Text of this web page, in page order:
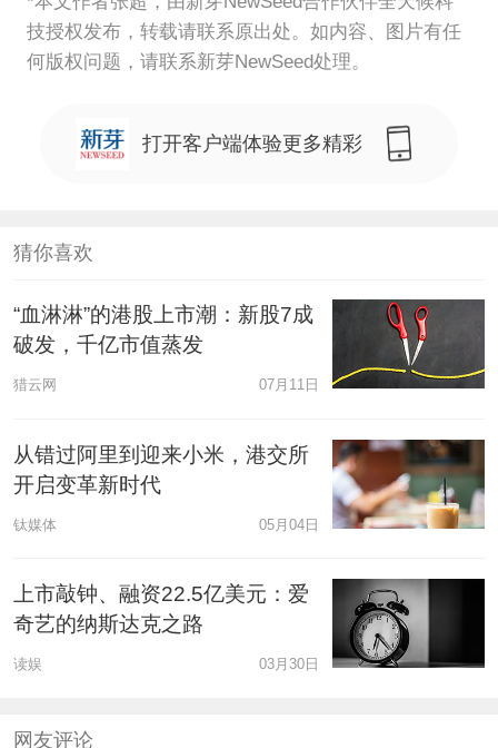
技授权发布，转载请联系原出处。如内容、图片有任
何版权问题，请联系新芽NewSeed处理。
打开客户端体验更多精彩
猜你喜欢
“血淋淋”的港股上市潮：新股7成
破发，千亿市值蒸发
猎云网 07月11日
从错过阿里到迎来小米，港交所
开启变革新时代
钛媒体 05月04日
上市敲钟、融资22.5亿美元：爱
奇艺的纳斯达克之路
读娱 03月30日
网友评论